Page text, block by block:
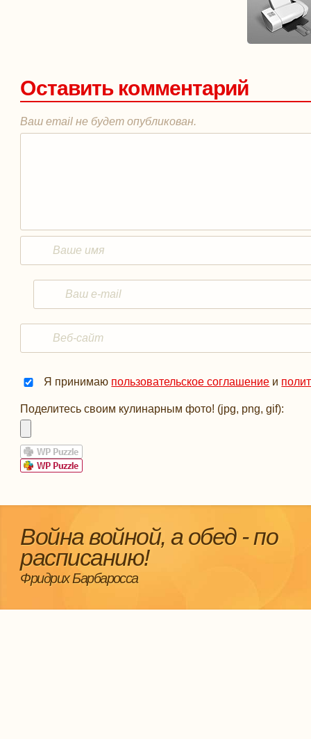
Оставить комментарий
Ваш email не будет опубликован.
Я принимаю пользовательское соглашение и
Поделитесь своим кулинарным фото! (jpg, png, gif):
Война войной, а обед - по
расписанию!
Фридрих Барбаросса